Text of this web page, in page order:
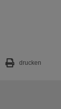
drucken